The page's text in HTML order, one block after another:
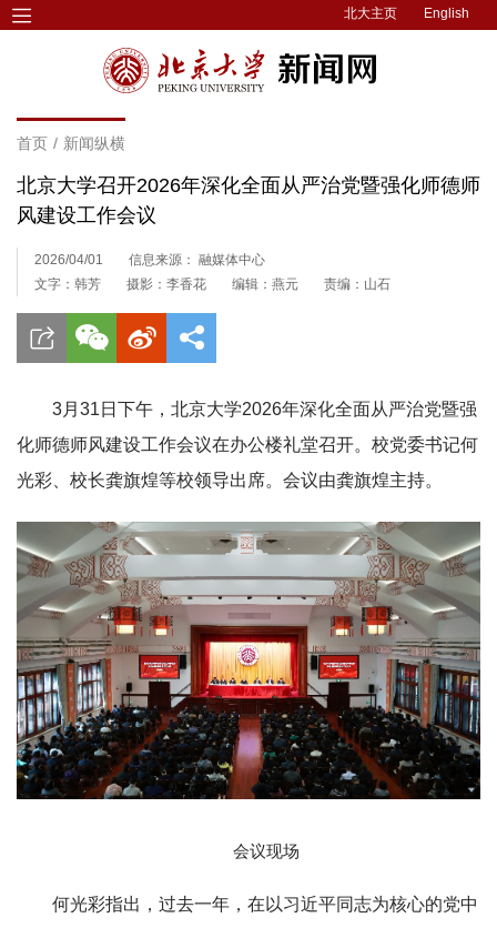
北大主页 English
首页 / 新闻纵横
北京大学召开2026年深化全面从严治党暨强化师德师
风建设工作会议
2026/04/01
信息来源： 融媒体中心
文字：韩芳
摄影：李香花 编辑：燕元 责编：山石
3月31日下午，北京大学2026年深化全面从严治党暨强
化师德师风建设工作会议在办公楼礼堂召开。校党委书记何
光彩、校长龚旗煌等校领导出席。会议由龚旗煌主持。
会议现场
何光彩指出，过去一年，在以习近平同志为核心的党中